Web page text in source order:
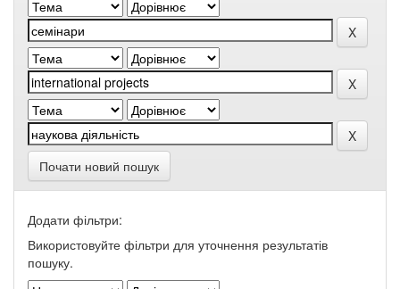
Почати новий пошук
Додати фільтри:
Використовуйте фільтри для уточнення результатів
пошуку.